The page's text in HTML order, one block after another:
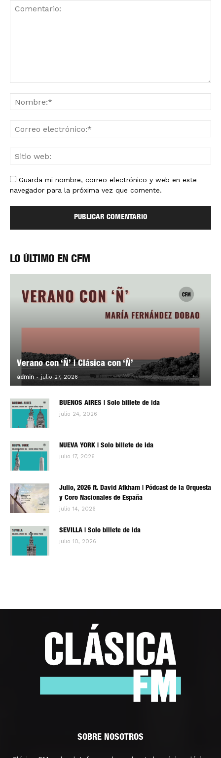
Guarda mi nombre, correo electrónico y web en este
navegador para la próxima vez que comente.
LO ÚLTIMO EN CFM
Verano con ‘Ñ’ | Clásica con ‘Ñ’
admin - julio 27, 2026 0
BUENOS AIRES | Solo billete de ida
julio 24, 2026
NUEVA YORK | Solo billete de ida
julio 17, 2026
Julio, 2026 ft. David Afkham | Pódcast de la Orquesta
y Coro Nacionales de España
julio 14, 2026
SEVILLA | Solo billete de ida
julio 10, 2026
SOBRE NOSOTROS